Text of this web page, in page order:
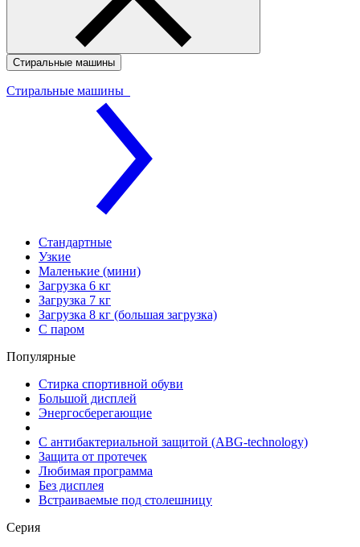
Стиральные машины
Стиральные машины
Стандартные
Узкие
Маленькие (мини)
Загрузка 6 кг
Загрузка 7 кг
Загрузка 8 кг (большая загрузка)
С паром
Популярные
Стирка спортивной обуви
Большой дисплей
Энергосберегающие
С антибактериальной защитой (ABG-technology)
Защита от протечек
Любимая программа
Без дисплея
Встраиваемые под столешницу
Серия